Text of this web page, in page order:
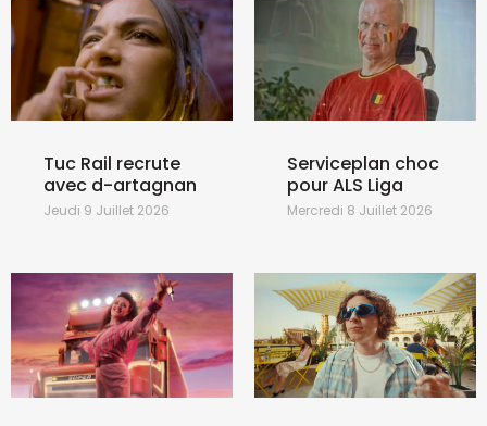
Tuc Rail recrute
avec d-artagnan
Jeudi 9 Juillet 2026
Serviceplan choc
pour ALS Liga
Mercredi 8 Juillet 2026